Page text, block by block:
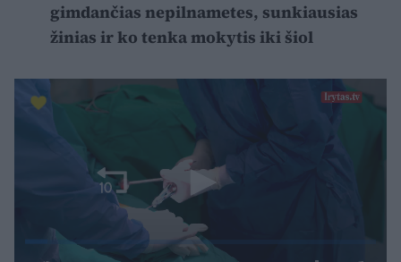
gimdančias nepilnametes, sunkiausias
žinias ir ko tenka mokytis iki šiol